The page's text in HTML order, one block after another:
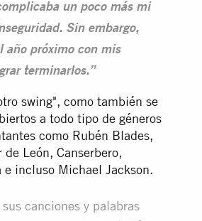
un poco más mi
Sin embargo,
año próximo con mis
terminarlos.”
swing", como también se
a todo tipo de géneros
como Rubén Blades,
de León, Canserbero,
incluso Michael Jackson.
canciones y palabras